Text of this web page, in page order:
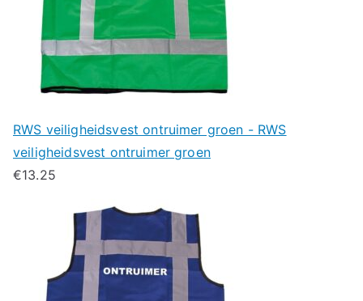
RWS veiligheidsvest ontruimer groen - RWS
veiligheidsvest ontruimer groen
€13.25